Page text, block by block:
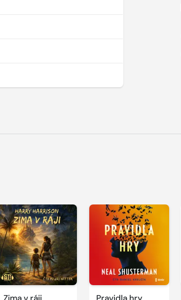
Zima v ráji
Přehrát
ukázku
Pravidla hry
Přehrát
ukázku